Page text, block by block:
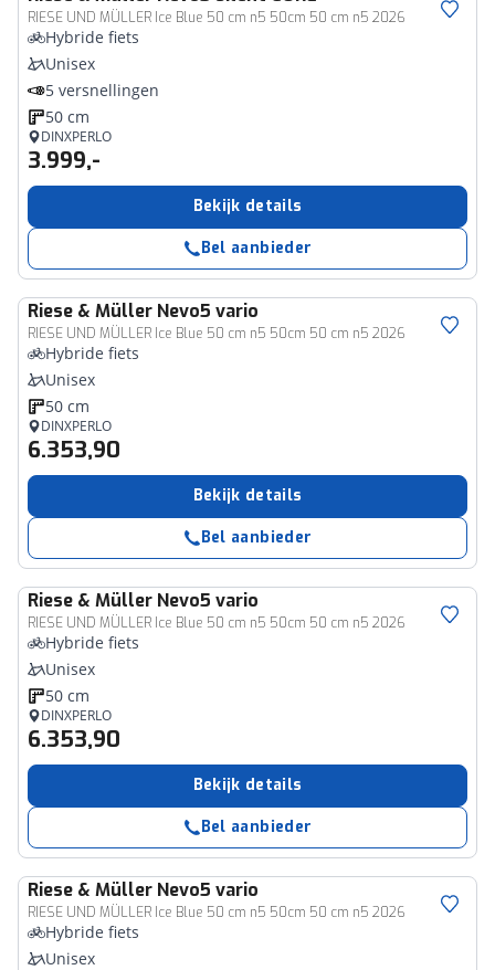
RIESE UND MÜLLER Ice Blue 50 cm n5 50cm 50 cm n5 2026
Hybride fiets
Unisex
5 versnellingen
50 cm
DINXPERLO
3.999,-
Bekijk details
Bel aanbieder
Riese & Müller Nevo5 vario
RIESE UND MÜLLER Ice Blue 50 cm n5 50cm 50 cm n5 2026
Hybride fiets
Unisex
50 cm
DINXPERLO
6.353,90
Bekijk details
Bel aanbieder
Riese & Müller Nevo5 vario
RIESE UND MÜLLER Ice Blue 50 cm n5 50cm 50 cm n5 2026
Hybride fiets
Unisex
50 cm
DINXPERLO
6.353,90
Bekijk details
Bel aanbieder
Riese & Müller Nevo5 vario
RIESE UND MÜLLER Ice Blue 50 cm n5 50cm 50 cm n5 2026
Hybride fiets
Unisex